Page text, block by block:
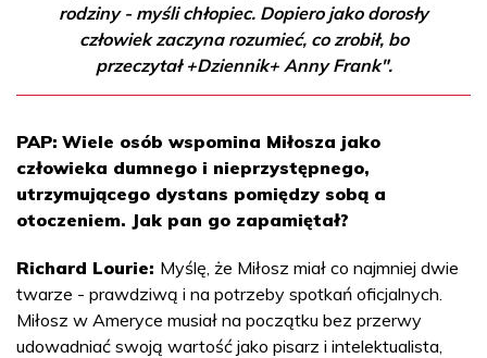
rodziny - myśli chłopiec. Dopiero jako dorosły
człowiek zaczyna rozumieć, co zrobił, bo
przeczytał +Dziennik+ Anny Frank".
PAP: Wiele osób wspomina Miłosza jako
człowieka dumnego i nieprzystępnego,
utrzymującego dystans pomiędzy sobą a
otoczeniem. Jak pan go zapamiętał?
Richard Lourie: Myślę, że Miłosz miał co najmniej dwie
twarze - prawdziwą i na potrzeby spotkań oficjalnych.
Miłosz w Ameryce musiał na początku bez przerwy
udowadniać swoją wartość jako pisarz i intelektualista,